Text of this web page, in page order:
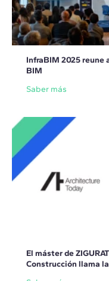
InfraBIM 2025 reune
BIM
Saber más
El máster de
Construcción llama